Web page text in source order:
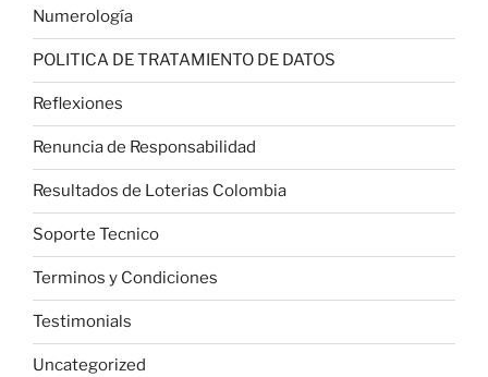
Numerología
POLITICA DE TRATAMIENTO DE DATOS
Reflexiones
Renuncia de Responsabilidad
Resultados de Loterias Colombia
Soporte Tecnico
Terminos y Condiciones
Testimonials
Uncategorized